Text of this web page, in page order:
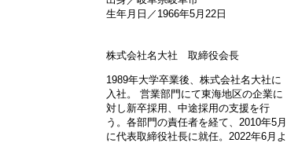
生年月日／1966年5月22日
株式会社名大社 取締役会長
1989年大学卒業後、株式会社名大社に
入社。 営業部門にて東海地区の企業に
対し新卒採用、中途採用の支援を行
う。各部門の責任者を経て、2010年5月
に代表取締役社長に就任。2022年6月よ